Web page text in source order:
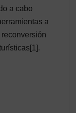
a cabo
a